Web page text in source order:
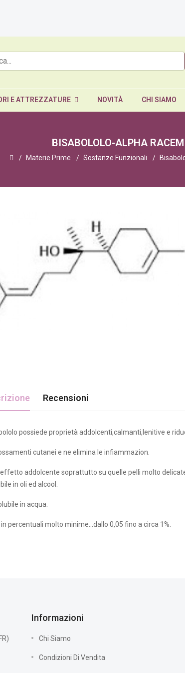
E ATTREZZATURE NOVITÀ CHI SIAMO
BISABOLOLO-ALPHA
Materie Prime Sostanze Funzionali
Recensioni
possiede proprietà addolcenti,calmanti,lenitive e
cutanei e ne elimina le infiammazion.
effetto addolcente soprattutto su quelle pelli molto
in oli ed alcool.
in acqua.
percentuali molto minime...dallo 0,05 fino a circa 1%.
Informazioni
Chi Siamo
Condizioni Di Vendita